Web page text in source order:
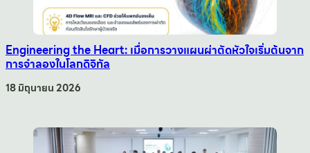
Engineering the Heart: เมื่อการวางแผนผ่าตัดหัวใจเริ่มต้นจาก
การจำลองในโลกดิจิทัล
18 มิถุนายน 2026